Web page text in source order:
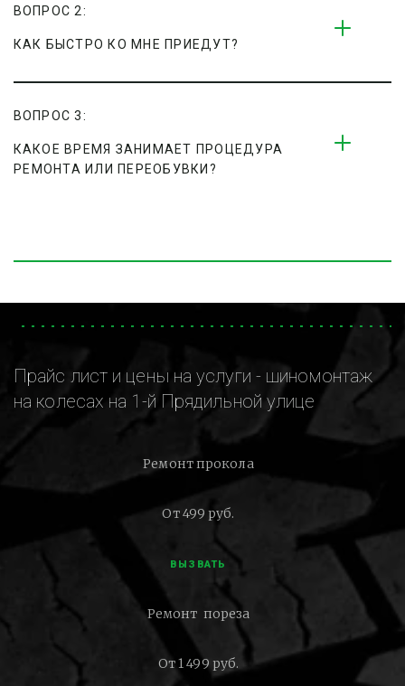
ВОПРОС 2:
КАК БЫСТРО КО МНЕ ПРИЕДУТ?
ВОПРОС 3:
КАКОЕ ВРЕМЯ ЗАНИМАЕТ ПРОЦЕДУРА
РЕМОНТА ИЛИ ПЕРЕОБУВКИ?
Прайс лист и цены на услуги - шиномонтаж
на колесах на 1-й Прядильной улице
Ремонт прокола
От 499 руб.
ВЫЗВАТЬ
Ремонт пореза
От 1 499 руб.